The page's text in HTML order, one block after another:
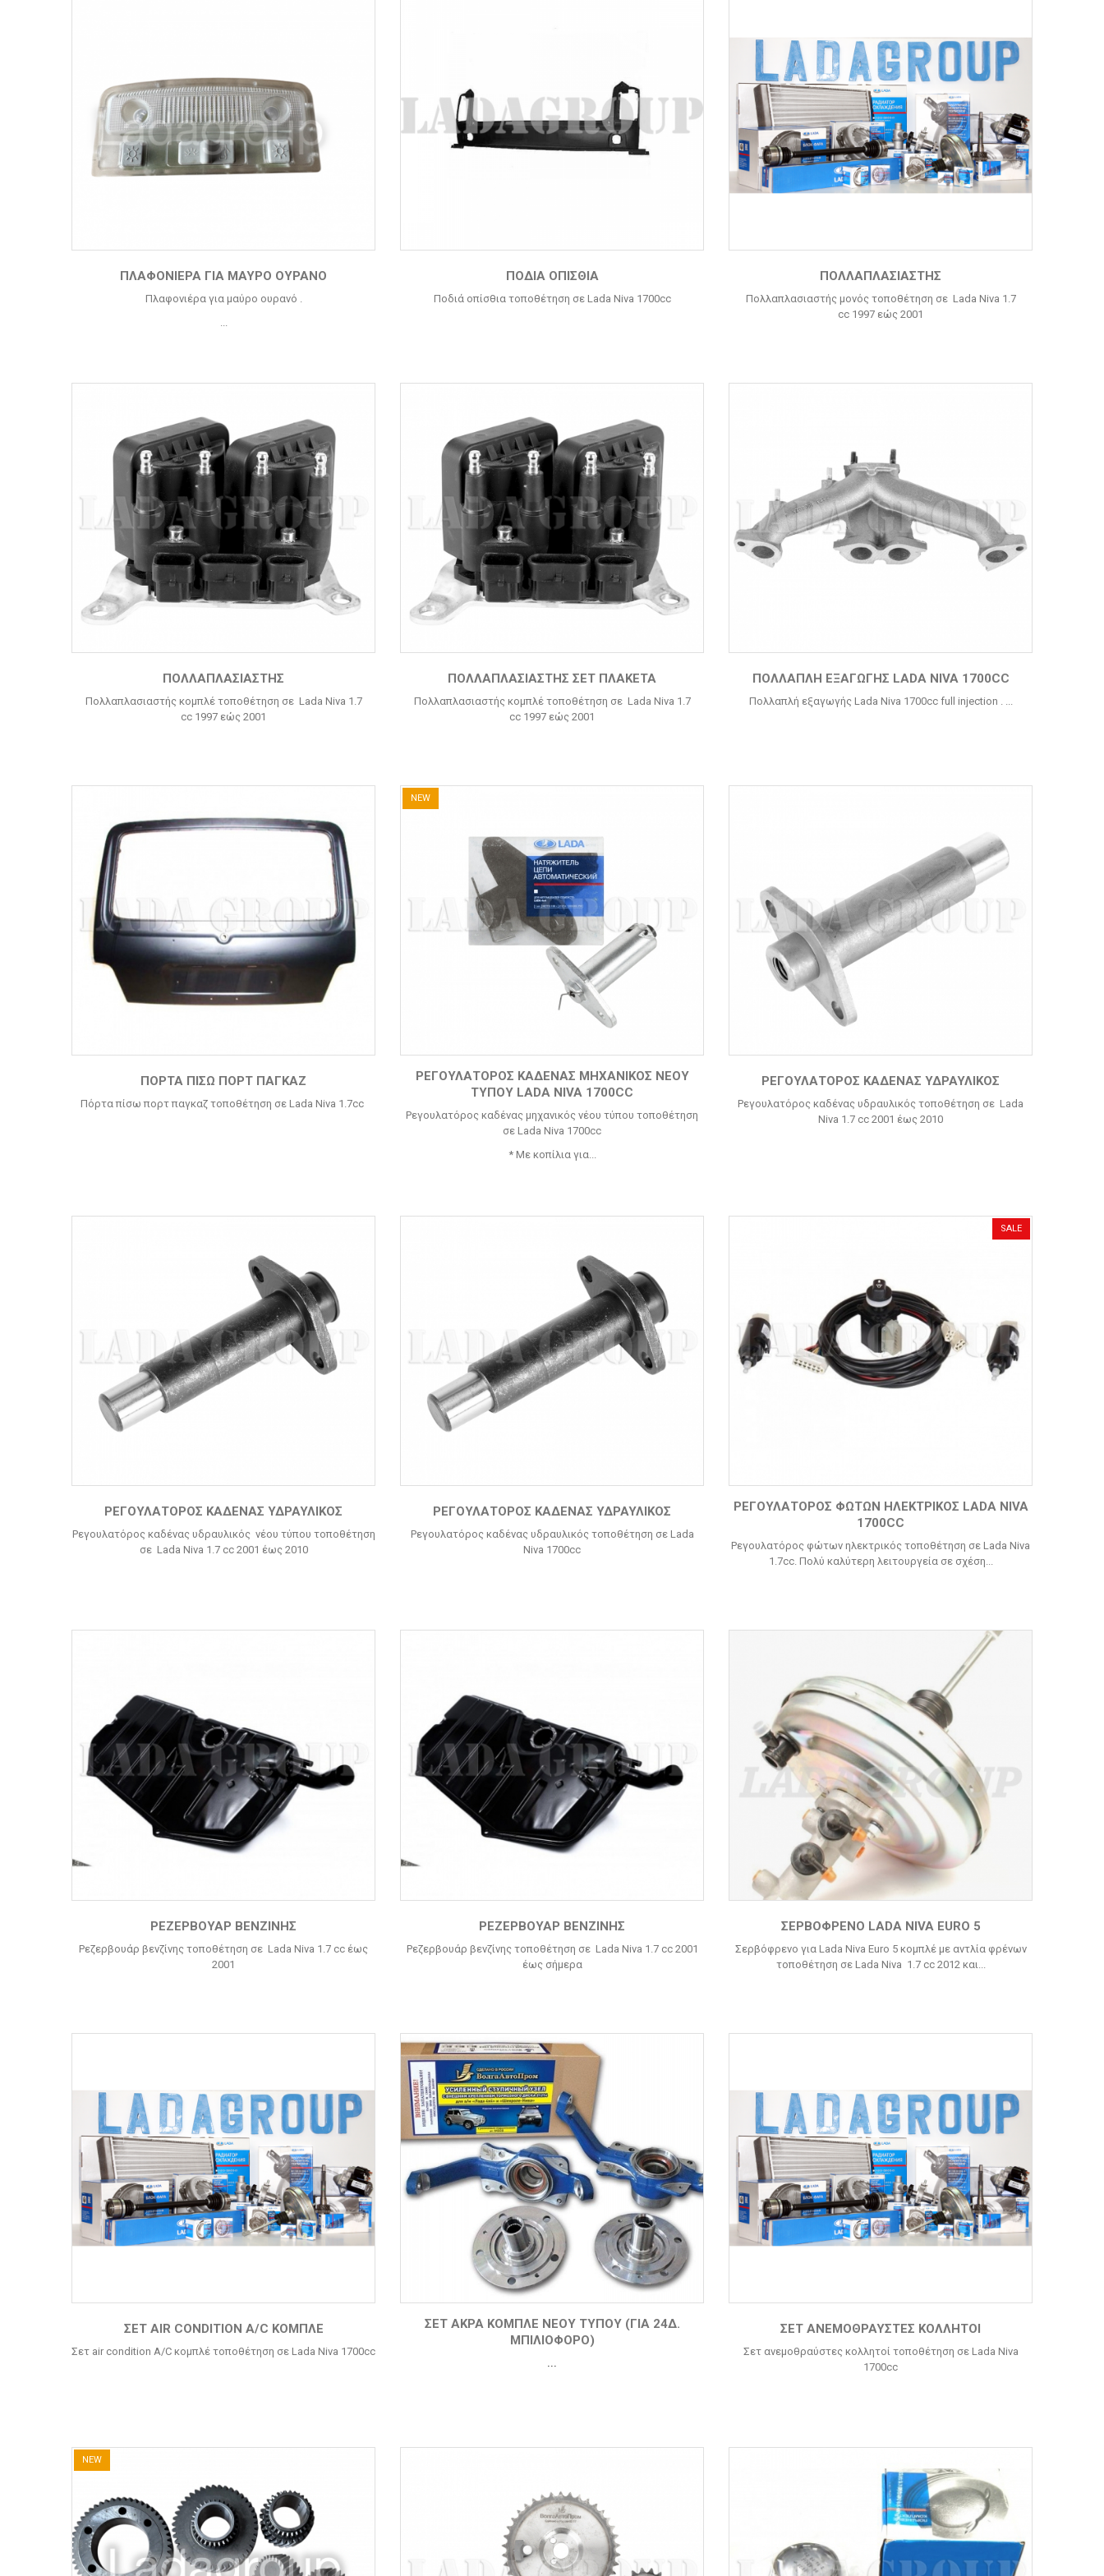
ΠΛΑΦΟΝΙΈΡΑ ΓΙΑ ΜΑΎΡΟ ΟΥΡΑΝΌ
Πλαφονιέρα για μαύρο ουρανό .
...
ΠΟΔΙΆ ΟΠΊΣΘΙΑ
Ποδιά οπίσθια τοποθέτηση σε Lada Niva 1700cc
ΠΟΛΛΑΠΛΑΣΙΑΣΤΉΣ
Πολλαπλασιαστής μονός τοποθέτηση σε Lada Niva 1.7
cc 1997 εώς 2001
ΠΟΛΛΑΠΛΑΣΙΑΣΤΉΣ
Πολλαπλασιαστής κομπλέ τοποθέτηση σε Lada Niva 1.7
cc 1997 εώς 2001
ΠΟΛΛΑΠΛΑΣΙΑΣΤΗΣ ΣΕΤ ΠΛΑΚΕΤΑ
Πολλαπλασιαστής κομπλέ τοποθέτηση σε Lada Niva 1.7
cc 1997 εώς 2001
ΠΟΛΛΑΠΛΉ ΕΞΑΓΩΓΉΣ LADA NIVA 1700CC
Πολλαπλή εξαγωγής Lada Niva 1700cc full injection . ...
ΠΌΡΤΑ ΠΊΣΩ ΠΟΡΤ ΠΑΓΚΑΖ
Πόρτα πίσω πορτ παγκαζ τοποθέτηση σε Lada Niva 1.7cc
NEW
ΡΕΓΟΥΛΑΤΌΡΟΣ ΚΑΔΈΝΑΣ ΜΗΧΑΝΙΚΌΣ ΝΈΟΥ
ΤΎΠΟΥ LADA NIVA 1700CC
Ρεγουλατόρος καδένας μηχανικός νέου τύπου τοποθέτηση
σε Lada Niva 1700cc
* Με κοπίλια για...
ΡΕΓΟΥΛΑΤΌΡΟΣ ΚΑΔΈΝΑΣ ΥΔΡΑΥΛΙΚΌΣ
Ρεγουλατόρος καδένας υδραυλικός τοποθέτηση σε Lada
Niva 1.7 cc 2001 έως 2010
ΡΕΓΟΥΛΑΤΌΡΟΣ ΚΑΔΈΝΑΣ ΥΔΡΑΥΛΙΚΌΣ
Ρεγουλατόρος καδένας υδραυλικός νέου τύπου τοποθέτηση
σε Lada Niva 1.7 cc 2001 έως 2010
ΡΕΓΟΥΛΑΤΌΡΟΣ ΚΑΔΈΝΑΣ ΥΔΡΑΥΛΙΚΌΣ
Ρεγουλατόρος καδένας υδραυλικός τοποθέτηση σε Lada
Niva 1700cc
SALE
ΡΕΓΟΥΛΑΤΌΡΟΣ ΦΏΤΩΝ ΗΛΕΚΤΡΙΚΌΣ LADA NIVA
1700CC
Ρεγουλατόρος φώτων ηλεκτρικός τοποθέτηση σε Lada Niva
1.7cc. Πολύ καλύτερη λειτουργεία σε σχέση...
ΡΕΖΕΡΒΟΥΆΡ ΒΕΝΖΊΝΗΣ
Ρεζερβουάρ βενζίνης τοποθέτηση σε Lada Niva 1.7 cc έως
2001
ΡΕΖΕΡΒΟΥΑΡ ΒΕΝΖΙΝΗΣ
Ρεζερβουάρ βενζίνης τοποθέτηση σε Lada Niva 1.7 cc 2001
έως σήμερα
ΣΕΡΒΌΦΡΕΝΟ LADA NIVA EURO 5
Σερβόφρενο για Lada Niva Euro 5 κομπλέ με αντλία φρένων
τοποθέτηση σε Lada Niva 1.7 cc 2012 και...
ΣΕΤ AIR CONDITION A/C ΚΟΜΠΛΈ
Σετ air condition A/C κομπλέ τοποθέτηση σε Lada Niva 1700cc
ΣΕΤ ΑΚΡΑ ΚΟΜΠΛΕ ΝΕΟΥ ΤΥΠΟΥ (ΓΙΑ 24Δ.
ΜΠΙΛΙΟΦΟΡΟ)
ΣΕΤ ΑΝΕΜΟΘΡΑΎΣΤΕΣ ΚΟΛΛΗΤΟΊ
Σετ ανεμοθραύστες κολλητοί τοποθέτηση σε Lada Niva
1700cc
NEW